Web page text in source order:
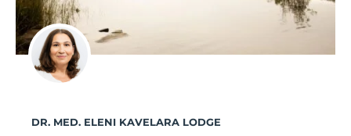
DR. MED. ELENI KAVELARA LODGE